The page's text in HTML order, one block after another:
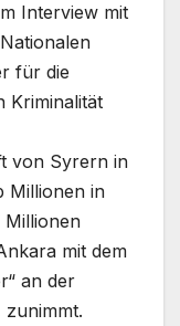
Interview mit
für die
Kriminalität
von Syrern in
Millionen in
Millionen
mit dem
an der